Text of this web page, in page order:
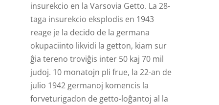
insurekcio en la Varsovia Getto. La 28-
taga insurekcio eksplodis en 1943
reage je la decido de la germana
okupaciinto likvidi la getton, kiam sur
ĝia tereno troviĝis inter 50 kaj 70 mil
judoj. 10 monatojn pli frue, la 22-an de
julio 1942 germanoj komencis la
forveturigadon de getto-loĝantoj al la